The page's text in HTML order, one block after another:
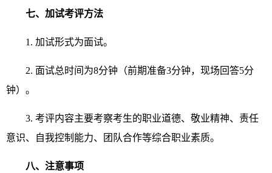
七、 加试考评方法
1. 加试形式为面试。
2. 面试总时间为8分钟（前期准备3分钟，现场回答5分
钟）。
3. 考评内容主要考察考生的职业道德、敬业精神、责任
意识、自我控制能力、团队合作等综合职业素质。
八、注意事项